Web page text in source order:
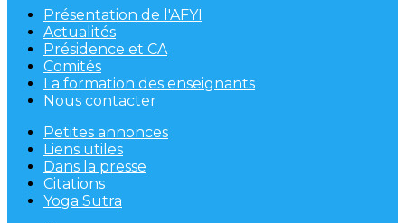
Présentation de l'AFYI
Actualités
Présidence et CA
Comités
La formation des enseignants
Nous contacter
Petites annonces
Liens utiles
Dans la presse
Citations
Yoga Sutra